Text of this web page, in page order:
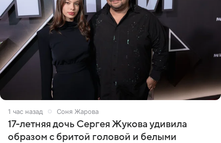
1 час назад Соня Жарова
17-летняя дочь Сергея Жукова удивила
образом с бритой головой и белыми